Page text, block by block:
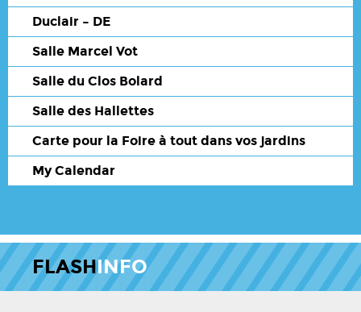
Duclair – DE
Salle Marcel Vot
Salle du Clos Bolard
Salle des Hallettes
Carte pour la Foire à tout dans vos jardins
My Calendar
FLASHINFO